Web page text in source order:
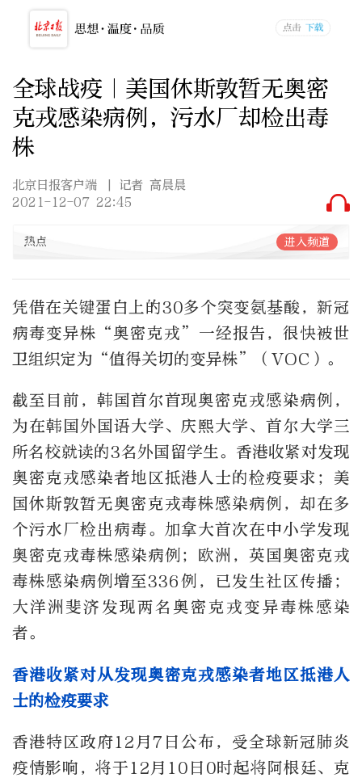
全球战疫｜美国休斯敦暂无奥密
克戎感染病例，污水厂却检出毒
株
北京日报客户端
| 记者 高晨晨
2021-12-07 22:45
热点 进入频道
凭借在关键蛋白上的30多个突变氨基酸，新冠
病毒变异株“奥密克戎”一经报告，很快被世
卫组织定为“值得关切的变异株”（VOC）。
截至目前，韩国首尔首现奥密克戎感染病例，
为在韩国外国语大学、庆熙大学、首尔大学三
所名校就读的3名外国留学生。香港收紧对发现
奥密克戎感染者地区抵港人士的检疫要求；美
国休斯敦暂无奥密克戎毒株感染病例，却在多
个污水厂检出病毒。加拿大首次在中小学发现
奥密克戎毒株感染病例；欧洲，英国奥密克戎
毒株感染病例增至336例，已发生社区传播；
大洋洲斐济发现两名奥密克戎变异毒株感染
者。
香港收紧对从发现奥密克戎感染者地区抵港人
士的检疫要求
香港特区政府12月7日公布，受全球新冠肺炎
疫情影响，将于12月10日0时起将阿根廷、克